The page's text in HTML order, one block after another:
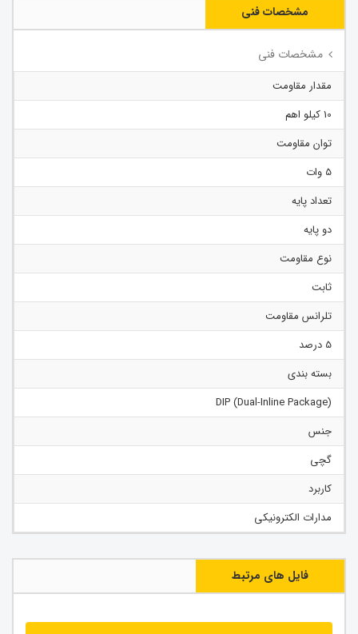
مشخصات فنی
مشخصات فنی
مقدار مقاومت
10 کیلو اهم
توان مقاومت
5 وات
تعداد پایه
دو پایه
نوع مقاومت
ثابت
تلرانس مقاومت
5 درصد
بسته بندی
(Dual-Inline Package) DIP
جنس
گچی
کاربرد
مدارات الکترونیکی
فایل های مرتبط